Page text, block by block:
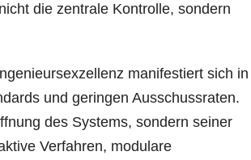
die zentrale Kontrolle, sondern
manifestiert sich in
und geringen Ausschussraten.
des Systems, sondern seiner
Verfahren, modulare